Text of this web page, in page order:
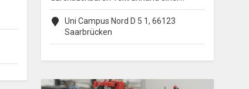
Uni Campus Nord D 5 1, 66123
Saarbrücken